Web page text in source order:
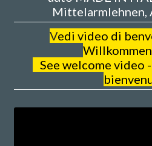
Mittelarmlehnen,
Vedi video di
See welcome video